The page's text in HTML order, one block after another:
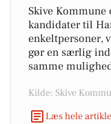
Skive
kandidater til
enkeltpersoner,
gør en særlig
samme
Kilde: Skive
Læs hele